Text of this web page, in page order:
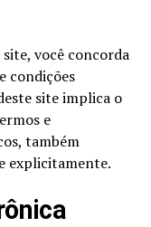
site, você concorda
condições
site implica o
e
também
explicitamente.